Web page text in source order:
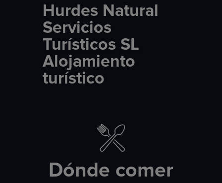
Hurdes Natural
Servicios
Turísticos SL
Alojamiento
turístico
Dónde comer